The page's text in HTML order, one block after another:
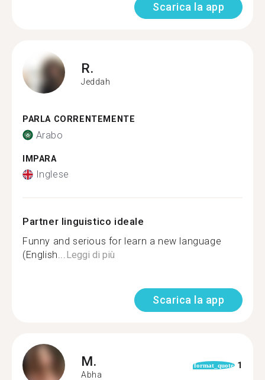
Scarica la app
R.
Jeddah
PARLA CORRENTEMENTE
Arabo
IMPARA
Inglese
Partner linguistico ideale
Funny and serious for learn a new language
(English...Leggi di più
Scarica la app
M.
Abha
format_quote 1